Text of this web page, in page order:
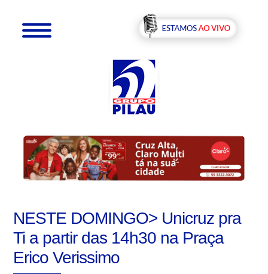
NESTE DOMINGO> Unicruz pra
Ti a partir das 14h30 na Praça
Erico Verissimo